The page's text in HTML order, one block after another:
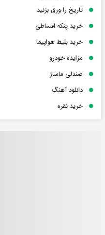
تاریخ را ورق بزنید
خرید پنکه اقساطی
خرید بلیط هواپیما
مزایده خودرو
صندلی ماساژ
دانلود آهنگ
خرید نقره